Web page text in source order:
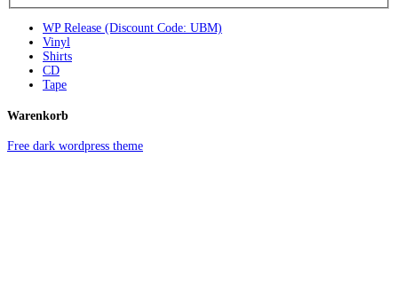
WP Release (Discount Code: UBM)
Vinyl
Shirts
CD
Tape
Warenkorb
Free dark wordpress theme